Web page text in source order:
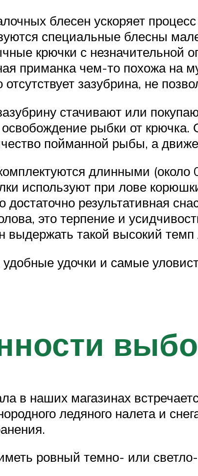
блесен ускоряет
специальные блесны
крючки с незначительной
приманка чем-то похожа на
отсутствует зазубрина, не
стачивают или
рыбки от крючка.
пойманной рыбы, а
длинными
используют при лове
результативная
это терпение и
выдержать такой высокий
удочки и самые
в наших магазинах
ледяного налета и
ровный темно- или